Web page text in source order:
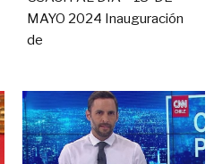
MAYO 2024 Inauguración
de